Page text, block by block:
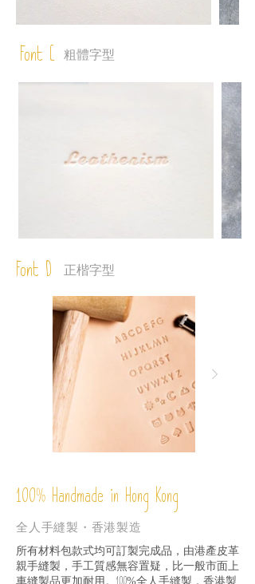
Font C 粗體字型
Font D 正楷字型
100% Handmade in Hong Kong
全人手縫製・香港製造
所有材料包款式均可訂製完成品，由港產皮革
親手縫製，手工質感無容置疑，比一般市面上
車縫製品更加耐用。
全人手縫製，香港製